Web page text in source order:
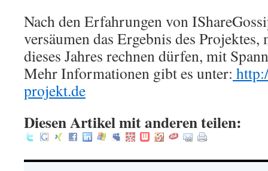
Nach den Erfahrungen von
versäumen das Ergebnis des
dieses Jahres rechnen dürfen, mit
Mehr Informationen gibt es unter:
projekt.de
Diesen Artikel mit anderen teilen: